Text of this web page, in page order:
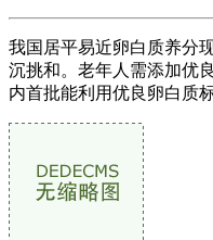
我国居平易近卵白质养分
沉挑和。老年人需添加优
内首批能利用优良卵白质